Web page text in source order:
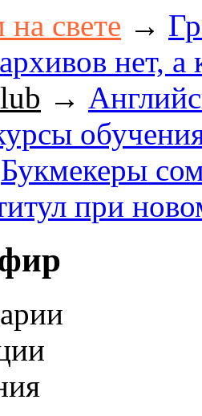
свете →
нет, а
→
Букмекеры
при